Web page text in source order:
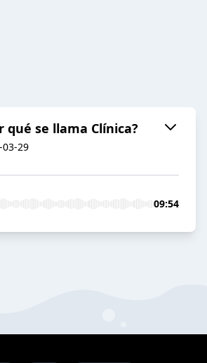
qué se llama Clínica?
03-29
09:54